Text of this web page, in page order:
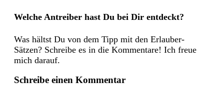
Welche Antreiber hast Du bei Dir entdeckt?
Was hältst Du von dem Tipp mit den Erlauber-
Sätzen? Schreibe es in die Kommentare! Ich freue
mich darauf.
Schreibe einen Kommentar